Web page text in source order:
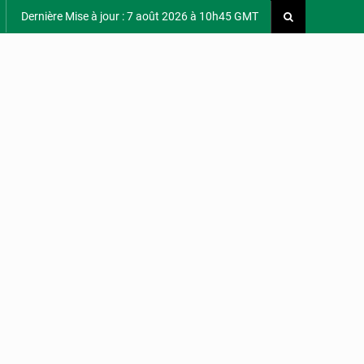
Dernière Mise à jour : 7 août 2026 à 10h45 GMT